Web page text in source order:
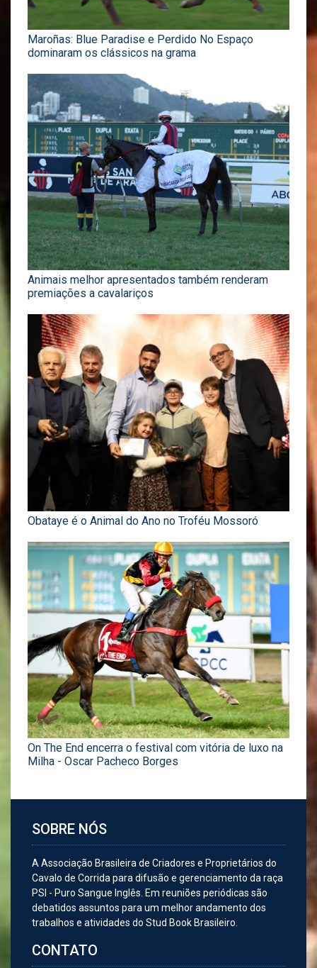
Maroñas: Blue Paradise e Perdido No Espaço
dominaram os clássicos na grama
Animais melhor apresentados também renderam
premiações a cavalariços
Obataye é o Animal do Ano no Troféu Mossoró
On The End encerra o festival com vitória de luxo na
Milha - Oscar Pacheco Borges
SOBRE NÓS
A Associação Brasileira de Criadores e Proprietários do
Cavalo de Corrida para difusão e gerenciamento da raça
PSI - Puro Sangue Inglês. Em reuniões periódicas são
debatidos assuntos para um melhor andamento dos
trabalhos e atividades do Stud Book Brasileiro.
CONTATO